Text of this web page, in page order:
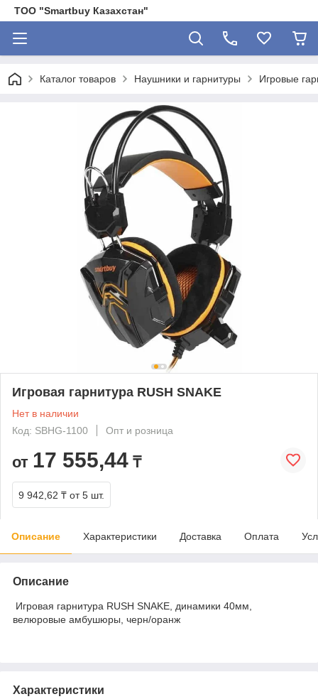
ТОО "Smartbuy Казахстан"
Каталог товаров Наушники и гарнитуры Игровые
Игровая гарнитура RUSH SNAKE
Нет в наличии
Код: SBHG-1100
Опт и розница
от 17 555,44 ₸
9 942,62 ₸ от 5 шт.
Описание Характеристики Доставка Оплата
Описание
Игровая гарнитура RUSH SNAKE, динамики 40мм,
велюровые амбушюры, черн/оранж
Характеристики